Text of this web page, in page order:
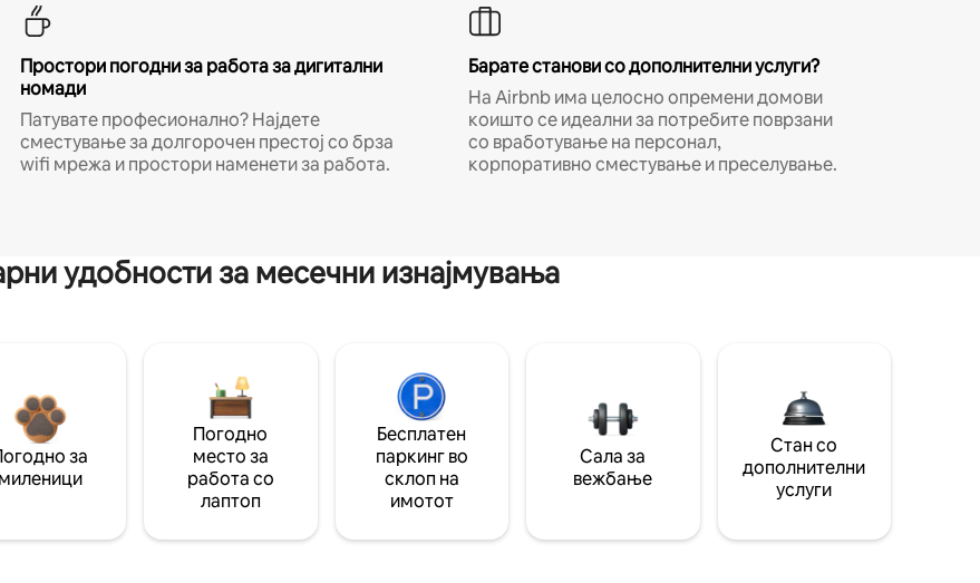
Простори погодни за работа за дигитални
номади
Патувате професионално? Најдете
сместување за долгорочен престој со брза
wifi мрежа и простори наменети за работа.
Барате станови со дополнителни услуги?
На Airbnb има целосно опремени домови
коишто се идеални за потребите поврзани
со вработување на персонал,
корпоративно сместување и преселување.
удобности за месечни изнајмувања
за
миленици
Погодно
место за
работа со
лаптоп
Бесплатен
паркинг во
склоп на
имотот
Сала за
вежбање
Стан со
дополнителни
услуги